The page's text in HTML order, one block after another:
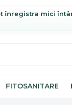
înregistra mici
FITOSANITARE